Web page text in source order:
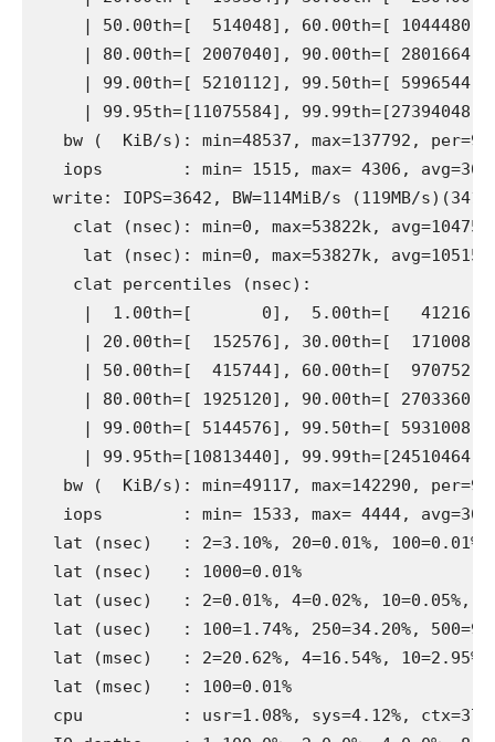
| 50.00th=[  514048], 60.00th=[
| 80.00th=[ 2007040], 90.00th=[
| 99.00th=[ 5210112], 99.50th=[
     | 99.95th=[11075584], 99.99th=[27394048]
bw (  KiB/s): min=48537, max=137792,
iops        : min= 1515, max= 4306,
write: IOPS=3642, BW=114MiB/s (119MB/
clat (nsec): min=0, max=53822k,
lat (nsec): min=0, max=53827k,
    clat percentiles (nsec):
|  1.00th=[       0],  5.00th=[
| 20.00th=[  152576], 30.00th=[
| 50.00th=[  415744], 60.00th=[
| 80.00th=[ 1925120], 90.00th=[
| 99.00th=[ 5144576], 99.50th=[
     | 99.95th=[10813440], 99.99th=[24510464]
bw (  KiB/s): min=49117, max=142290,
iops        : min= 1533, max= 4444,
lat (nsec)   : 2=3.10%, 20=0.01%,
  lat (nsec)   : 1000=0.01%
lat (usec)   : 2=0.01%, 4=0.02%, 10=0.05%,
lat (usec)   : 100=1.74%, 250=34.20%,
lat (msec)   : 2=20.62%, 4=16.54%,
  lat (msec)   : 100=0.01%
cpu          : usr=1.08%, sys=4.12%,